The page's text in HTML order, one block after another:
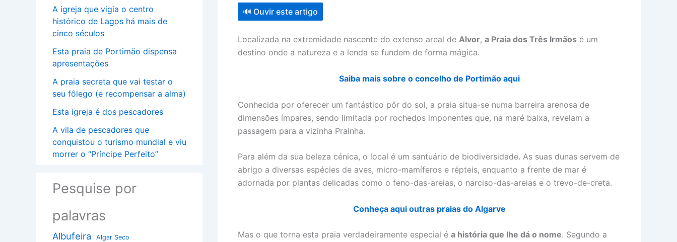
A igreja que vigia o centro
histórico de Lagos há mais de
cinco séculos
Esta praia de Portimão dispensa
apresentações
A praia secreta que vai testar o
seu fôlego (e recompensar a alma)
Esta igreja é dos pescadores
A vila de pescadores que
conquistou o turismo mundial e viu
morrer o “Príncipe Perfeito”
Pesquise por
palavras
Albufeira Algar Seco
🔊 Ouvir este artigo
Localizada na extremidade nascente do extenso areal de Alvor, a Praia dos Três Irmãos é um
destino onde a natureza e a lenda se fundem de forma mágica.
Saiba mais sobre o concelho de Portimão aqui
Conhecida por oferecer um fantástico pôr do sol, a praia situa-se numa barreira arenosa de
dimensões ímpares, sendo limitada por rochedos imponentes que, na maré baixa, revelam a
passagem para a vizinha Prainha.
Para além da sua beleza cénica, o local é um santuário de biodiversidade. As suas dunas servem de
abrigo a diversas espécies de aves, micro-mamíferos e répteis, enquanto a frente de mar é
adornada por plantas delicadas como o feno-das-areias, o narciso-das-areias e o trevo-de-creta.
Conheça aqui outras praias do Algarve
Mas o que torna esta praia verdadeiramente especial é a história que lhe dá o nome. Segundo a